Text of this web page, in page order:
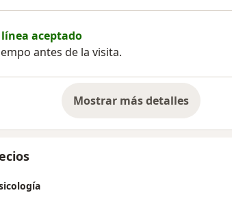
línea aceptado
antes de la visita.
Mostrar más detalles
sobre la experiencia